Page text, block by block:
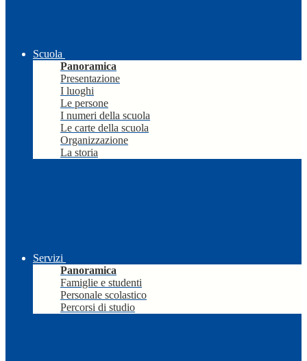
Scuola
Panoramica
Presentazione
I luoghi
Le persone
I numeri della scuola
Le carte della scuola
Organizzazione
La storia
Servizi
Panoramica
Famiglie e studenti
Personale scolastico
Percorsi di studio